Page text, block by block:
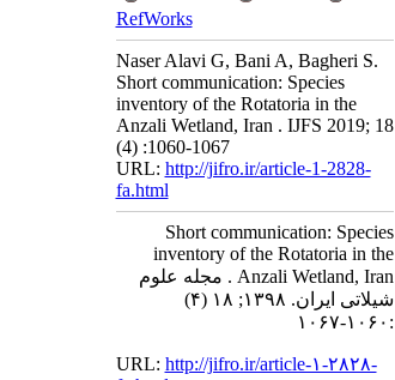
RefWorks
Naser Alavi G, Bani A, Bagheri S.
Short communication: Species
inventory of the Rotatoria in the
Anzali Wetland, Iran . IJFS 2019; 18
(4) :1060-1067
URL: http://jifro.ir/article-1-2828-
fa.html
Short communication: Species
inventory of the Rotatoria in the
Anzali Wetland, Iran . مجله علوم
شیلاتی ایران. ۱۳۹۸; ۱۸ (۴)
:۱۰۶۰-۱۰۶۷
URL: http://jifro.ir/article-۱-۲۸۲۸-